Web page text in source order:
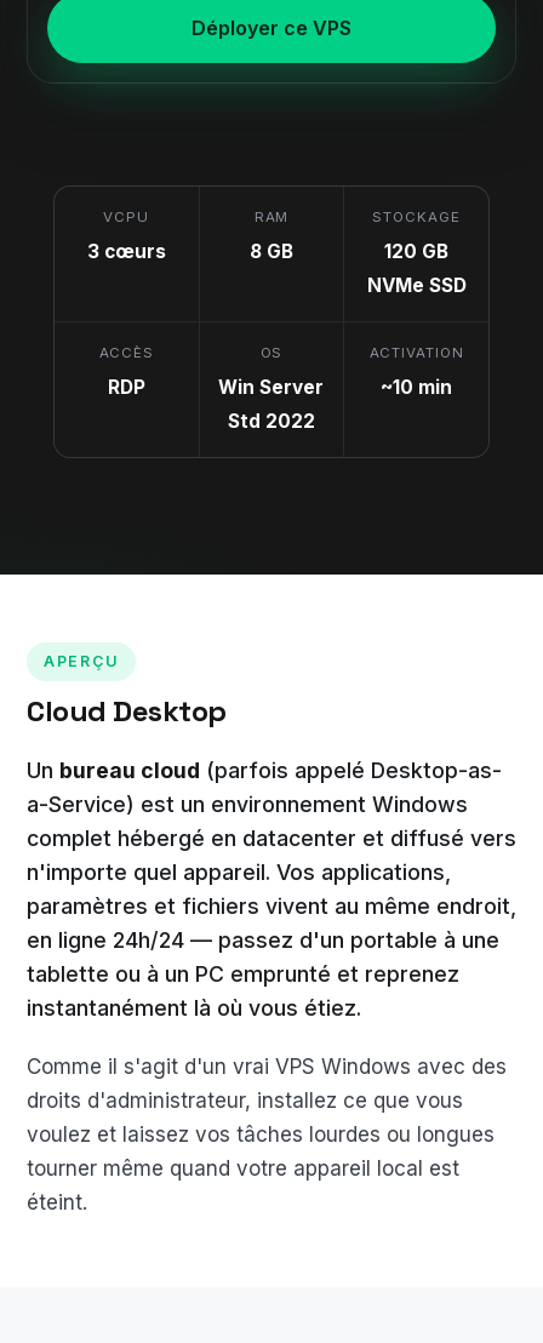
Déployer ce VPS
VCPU
3 cœurs
RAM
8 GB
STOCKAGE
120 GB
NVMe SSD
ACCÈS
RDP
OS
Win Server
Std 2022
ACTIVATION
~10 min
APERÇU
Cloud Desktop
Un bureau cloud (parfois appelé Desktop-as-
a-Service) est un environnement Windows
complet hébergé en datacenter et diffusé vers
n'importe quel appareil. Vos applications,
paramètres et fichiers vivent au même endroit,
en ligne 24h/24 — passez d'un portable à une
tablette ou à un PC emprunté et reprenez
instantanément là où vous étiez.
Comme il s'agit d'un vrai VPS Windows avec des
droits d'administrateur, installez ce que vous
voulez et laissez vos tâches lourdes ou longues
tourner même quand votre appareil local est
éteint.